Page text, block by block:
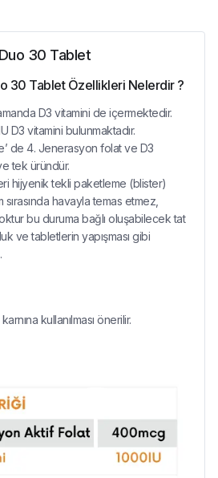
30 Tablet
30 Tablet Özellikleri Nelerdir ?
D3 vitamini de içermektedir.
D3 vitamini bulunmaktadır.
de 4. Jenerasyon folat ve D3
tek üründür.
hijyenik tekli paketleme (blister)
sırasında havayla temas etmez,
bu duruma bağlı oluşabilecek tat
ve tabletlerin yapışması gibi
kullanılması önerilir.